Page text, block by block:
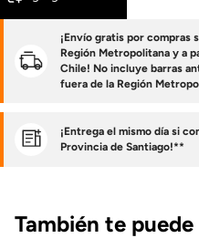
¡Envío gratis por compras
Región Metropolitana y a
Chile! No incluye barras
fuera de la Región
¡Entrega el mismo día si
Provincia de Santiago!**
También te